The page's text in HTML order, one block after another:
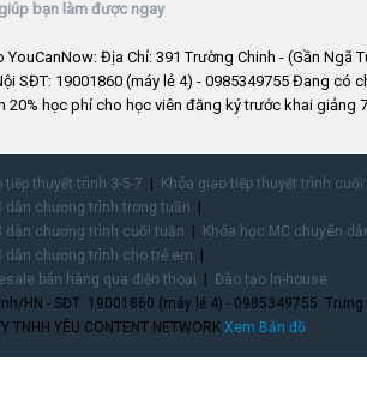
bạn làm được ngay
Địa Chỉ: 391 Trường Chinh - (Gần Ngã
SĐT: 19001860 (máy lẻ 4) - 0985349755 Đang có
20% học phí cho học viên đăng ký trước khai giảng
tiếp thuyết trình 3-5-7
Khóa giao tiếp thuyết trình
dẫn chương trình trong tuần
dẫn chương trình cuối tuần
Khóa học MC chuyên
dẫn chương trình cho trẻ em
bán hàng qua điện thoại
Đào tạo In-house
HN - SĐT: 19001860 (máy lẻ 4) - 0985349755.
TNHH YÊU CONTENT NETWORK.Xem Bản đồ